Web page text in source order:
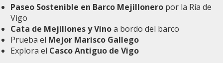
Paseo Sostenible en Barco Mejillonero por la Ría de
Vigo
Cata de Mejillones y Vinoa bordo del barco
Prueba el Mejor Marisco Gallego
Explora el Casco Antiguo de Vigo